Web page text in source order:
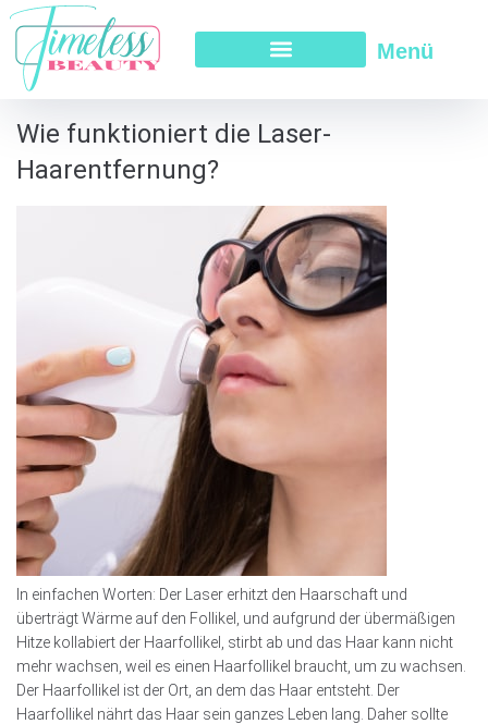
Menü
Wie funktioniert die Laser-
Haarentfernung?
In einfachen Worten: Der Laser erhitzt den Haarschaft und
überträgt Wärme auf den Follikel, und aufgrund der übermäßigen
Hitze kollabiert der Haarfollikel, stirbt ab und das Haar kann nicht
mehr wachsen, weil es einen Haarfollikel braucht, um zu wachsen.
Der Haarfollikel ist der Ort, an dem das Haar entsteht. Der
Haarfollikel nährt das Haar sein ganzes Leben lang. Daher sollte